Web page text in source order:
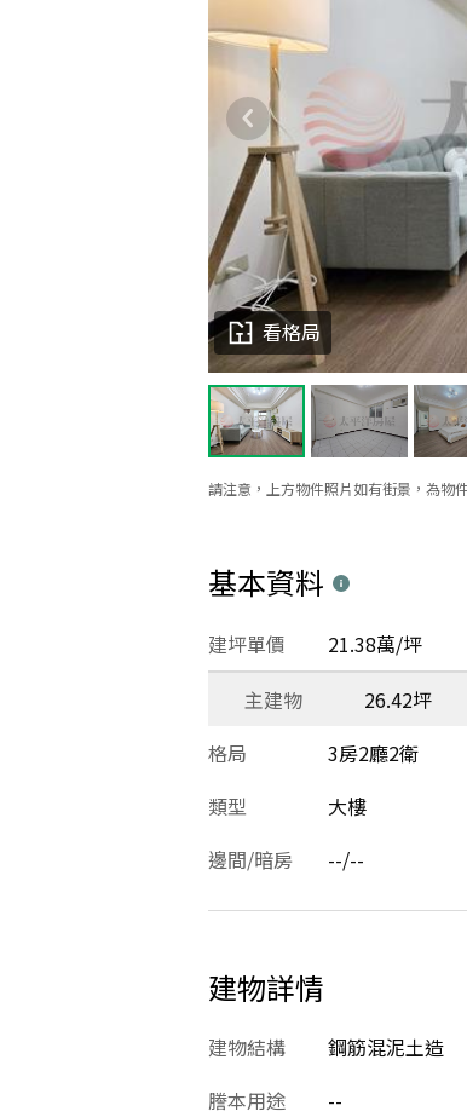
請注意，上方物件照片如有街景，為物
看格局
基本資料
建坪單價 21.38萬/坪
主建物
26.42坪
格局
3房2廳2衛
類型
大樓
邊間/暗房
--/--
建物詳情
建物結構 鋼筋混泥土造
謄本用途
--